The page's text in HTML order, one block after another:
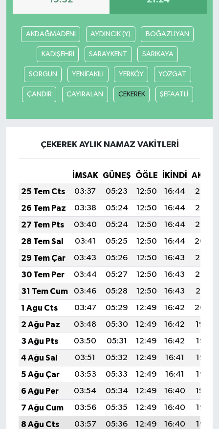
AKDAĞMADENİ AYDINCIK (Y) BOĞAZLIYAN
KADIŞEHRİ SARAYKENT SARIKAYA
SORGUN YENİFAKILI YERKÖY YOZGAT
ÇANDIR ÇAYIRALAN ÇEKEREK ŞEFAATLİ
ÇEKEREK AYLIK NAMAZ VAKITLERI
İMSAK GÜNEŞ ÖĞLE İKINDI
25 Tem Cts
03:37 05:23 12:50 16:44
20:07
26 Tem Paz
03:38 05:24 12:50 16:44
20:06
27 Tem Pts
03:40 05:24 12:50 16:44
20:05
28 Tem Sal
03:41 05:25 12:50 16:44
20:04
29 Tem Çar
03:43 05:26 12:50 16:43
20:03
30 Tem Per
03:44 05:27 12:50 16:43
20:02
31 Tem Cum
03:46 05:28 12:50 16:43
20:01
1 Ağu Cts
03:47 05:29 12:49 16:42
20:00
2 Ağu Paz
03:48 05:30 12:49 16:42
19:59
3 Ağu Pts
03:50 05:31 12:49 16:42
19:58
4 Ağu Sal
03:51 05:32 12:49 16:41
19:57
5 Ağu Çar
03:53 05:33 12:49 16:41
19:56
6 Ağu Per
03:54 05:34 12:49 16:40
19:54
7 Ağu Cum
03:56 05:35 12:49 16:40
19:53
8 Ağu Cts
03:57 05:36 12:49 16:40
19:52